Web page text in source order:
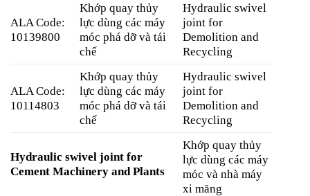
ALA Code:
10139800
Khớp quay thủy
lực dùng các máy
móc phá dỡ và tái
chế
Hydraulic swivel
joint for
Demolition and
Recycling
ALA Code:
10114803
Khớp quay thủy
lực dùng các máy
móc phá dỡ và tái
chế
Hydraulic swivel
joint for
Demolition and
Recycling
Hydraulic swivel joint for
Cement Machinery and Plants
Khớp quay thủy
lực dùng các máy
móc và nhà máy
xi măng